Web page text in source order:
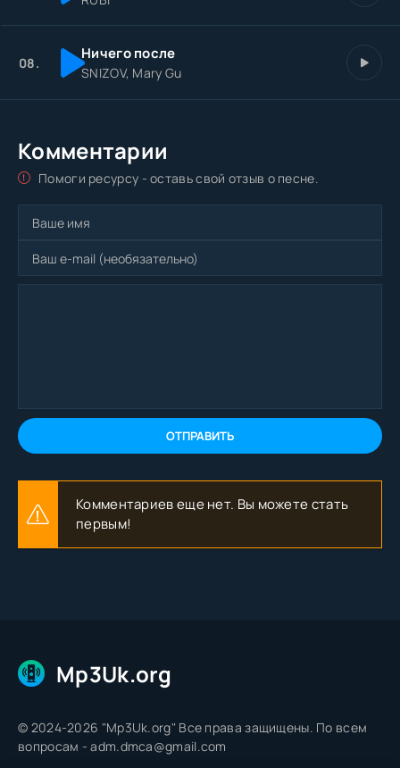
08. Ничего после
SNIZOV, Mary Gu
Комментарии
Помоги ресурсу - оставь свой отзыв о песне.
ОТПРАВИТЬ
Комментариев еще нет. Вы можете стать
первым!
Mp3Uk.org
© 2024-2026 "Mp3Uk.org" Все права защищены. По всем
вопросам - adm.dmca@gmail.com